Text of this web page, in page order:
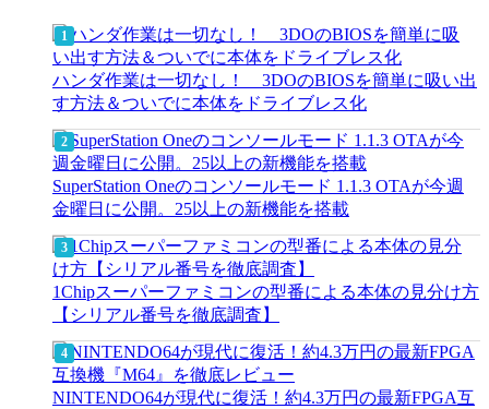
ハンダ作業は一切なし！ 3DOのBIOSを簡単に吸い出
す方法＆ついでに本体をドライブレス化
SuperStation Oneのコンソールモード 1.1.3 OTAが今週
金曜日に公開。25以上の新機能を搭載
1Chipスーパーファミコンの型番による本体の見分け方
【シリアル番号を徹底調査】
NINTENDO64が現代に復活！約4.3万円の最新FPGA互